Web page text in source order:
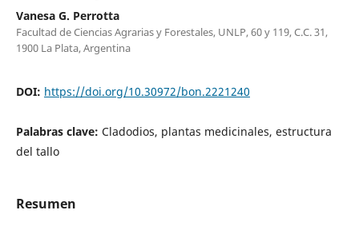
Vanesa G. Perrotta
Facultad de Ciencias Agrarias y Forestales, UNLP, 60 y 119, C.C. 31,
1900 La Plata, Argentina
DOI: https://doi.org/10.30972/bon.2221240
Palabras clave: Cladodios, plantas medicinales, estructura
del tallo
Resumen